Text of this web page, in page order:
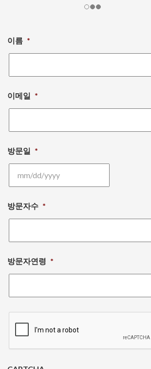
이름 *
이메일 *
방문일 *
slash
방문자수 *
방문자연령 *